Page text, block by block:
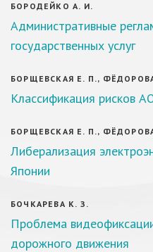
БОРОДЕЙКО А. И.
Административные
государственных услуг
БОРЩЕВСКАЯ Е. П.,
Классификация рисков
БОРЩЕВСКАЯ Е. П.,
Либерализация
Японии
БОЧКАРЕВА К. З.
Проблема
дорожного движения